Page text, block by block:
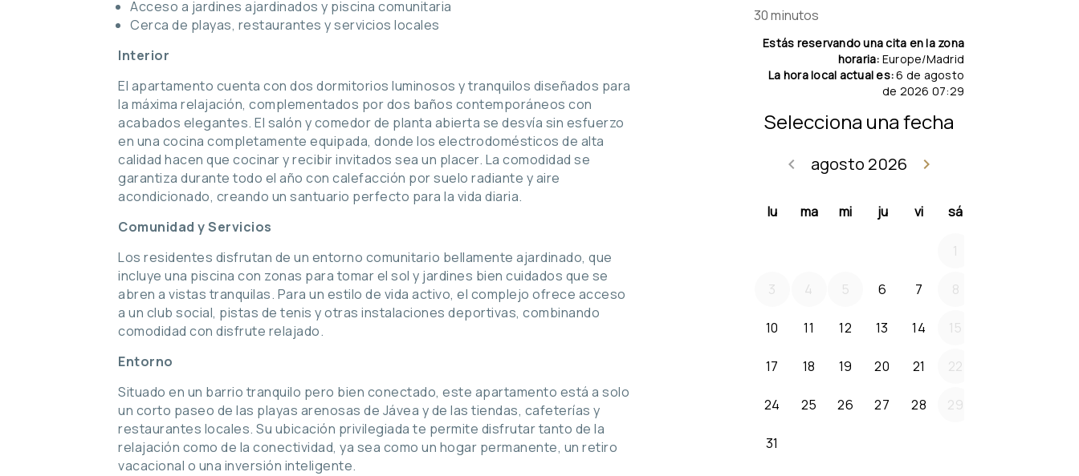
Acceso a jardines ajardinados y piscina comunitaria
Cerca de playas, restaurantes y servicios locales
Interior
El apartamento cuenta con dos dormitorios luminosos y tranquilos diseñados para
la máxima relajación, complementados por dos baños contemporáneos con
acabados elegantes. El salón y comedor de planta abierta se desvía sin esfuerzo
en una cocina completamente equipada, donde los electrodomésticos de alta
calidad hacen que cocinar y recibir invitados sea un placer. La comodidad se
garantiza durante todo el año con calefacción por suelo radiante y aire
acondicionado, creando un santuario perfecto para la vida diaria.
Comunidad y Servicios
Los residentes disfrutan de un entorno comunitario bellamente ajardinado, que
incluye una piscina con zonas para tomar el sol y jardines bien cuidados que se
abren a vistas tranquilas. Para un estilo de vida activo, el complejo ofrece acceso
a un club social, pistas de tenis y otras instalaciones deportivas, combinando
comodidad con disfrute relajado.
Entorno
Situado en un barrio tranquilo pero bien conectado, este apartamento está a solo
un corto paseo de las playas arenosas de Jávea y de las tiendas, cafeterías y
restaurantes locales. Su ubicación privilegiada te permite disfrutar tanto de la
relajación como de la conectividad, ya sea como un hogar permanente, un retiro
vacacional o una inversión inteligente.